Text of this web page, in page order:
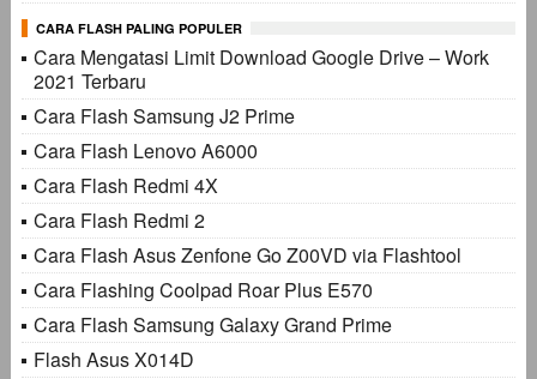
CARA FLASH PALING POPULER
Cara Mengatasi Limit Download Google Drive – Work
2021 Terbaru
Cara Flash Samsung J2 Prime
Cara Flash Lenovo A6000
Cara Flash Redmi 4X
Cara Flash Redmi 2
Cara Flash Asus Zenfone Go Z00VD via Flashtool
Cara Flashing Coolpad Roar Plus E570
Cara Flash Samsung Galaxy Grand Prime
Flash Asus X014D